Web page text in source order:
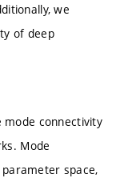
we
of deep
mode connectivity
Mode
space,